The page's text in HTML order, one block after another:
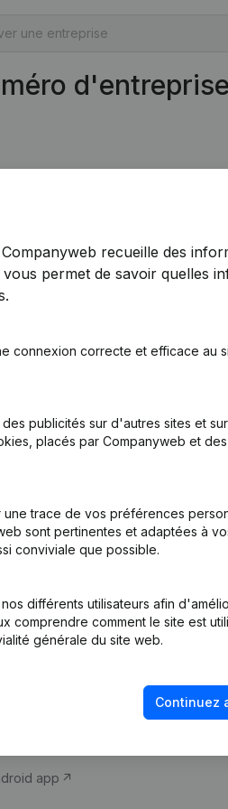
recueille des
vous permet de savoir quelles
connexion correcte et efficace au
publicités sur d'autres sites et
placés par Companyweb et
trace de vos préférences
sont pertinentes et adaptées à
conviviale que possible.
différents utilisateurs afin
comprendre comment le site est
générale du site web.
Continuez
app
fraude